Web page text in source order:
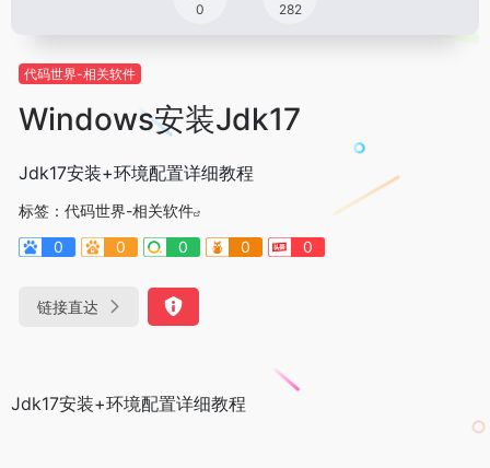
0 282
代码世界-相关软件
Windows安装Jdk17
Jdk17安装+环境配置详细教程
标签： 代码世界-相关软件
0
0 0 0 0
链接直达
Jdk17安装+环境配置详细教程